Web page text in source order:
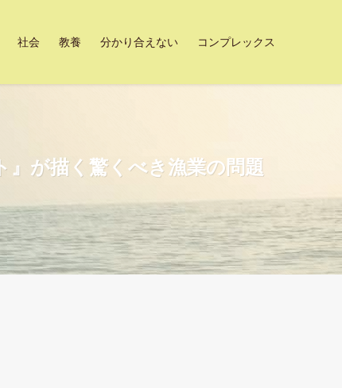
社会 教養 分かり合えない コンプレックス
』が描く驚くべき漁業の問題